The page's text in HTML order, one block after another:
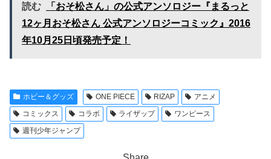
読む
「おそ松さん」の公式アンソロジー『まるっと
12ヶ月おそ松さん 公式アンソロジーコミック』2016
年10月25日頃発売予定！
ホビー＆グッズ ONE PIECE RIZAP
アニメ
コミックス
コラボ ライザップ
ワンピース
週刊少年ジャンプ